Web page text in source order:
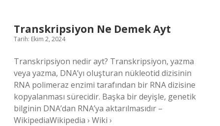
Transkripsiyon Ne Demek Ayt
Tarih: Ekim 2, 2024
Transkripsiyon nedir ayt? Transkripsiyon, yazma
veya yazma, DNA’yı oluşturan nükleotid dizisinin
RNA polimeraz enzimi tarafından bir RNA dizisine
kopyalanması sürecidir. Başka bir deyişle, genetik
bilginin DNA’dan RNA’ya aktarılmasıdır –
WikipediaWikipedia › Wiki ›